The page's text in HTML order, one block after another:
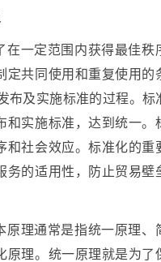
在一定范围内获得最佳秩
定共同使用和重复使用的
布及实施标准的过程。标
和实施标准，达到统一。
和社会效应。标准化的重
务的适用性，防止贸易壁
原理通常是指统一原理、
原理。统一原理就是为了